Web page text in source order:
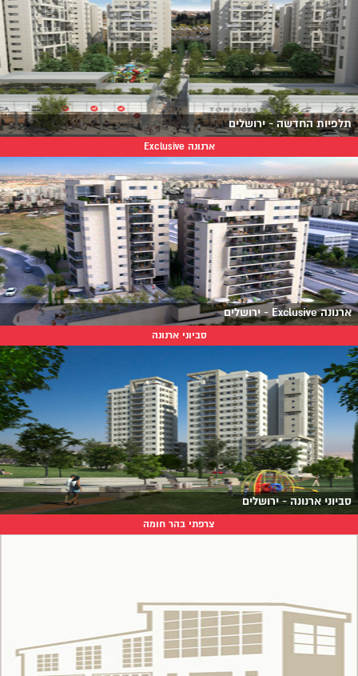
תלפיות החדשה - ירושלים
ארנונה Exclusive
ארנונה Exclusive - ירושלים
סביוני ארנונה
סביוני ארנונה - ירושלים
צרפתי בהר חומה